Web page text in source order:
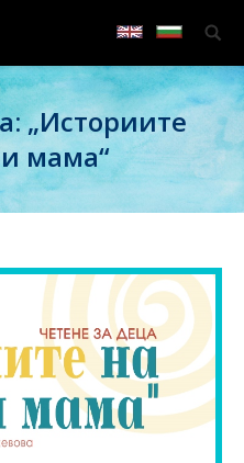
„Историите
мама“